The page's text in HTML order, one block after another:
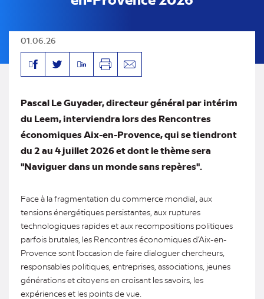
01.06.26
FacebookTwitterLinkedinImprimerEnvoyer
Pascal Le Guyader, directeur général par intérim
du Leem, interviendra lors des Rencontres
économiques Aix-en-Provence, qui se tiendront
du 2 au 4 juillet 2026 et dont le thème sera
"Naviguer dans un monde sans repères".
Face à la fragmentation du commerce mondial, aux
tensions énergétiques persistantes, aux ruptures
technologiques rapides et aux recompositions politiques
parfois brutales, les Rencontres économiques d’Aix-en-
Provence sont l'occasion de faire dialoguer chercheurs,
responsables politiques, entreprises, associations, jeunes
générations et citoyens en croisant les savoirs, les
expériences et les points de vue.